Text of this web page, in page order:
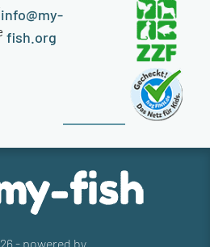
info@my-
fish.org
- powered by